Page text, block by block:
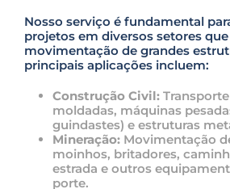
Nosso serviço é fundamental
projetos em diversos setores
movimentação de grandes
principais aplicações incluem:
Construção Civil:
moldadas, máquinas
guindastes) e estruturas
Mineração: Movimentação
moinhos, britadores,
estrada e outros
porte.